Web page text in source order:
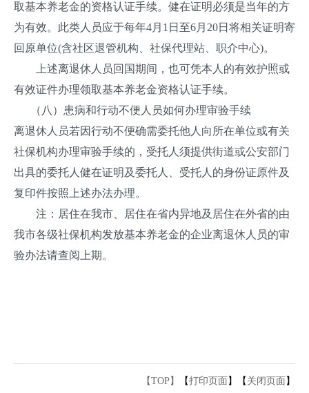
取基本养老金的资格认证手续。健在证明必须是当年的方
为有效。此类人员应于每年4月 1 日至6月 20日将相关证明寄
回原单位(含社区退管机构、社保代理站、职介中心)。
上述离退休人员回国期间，也可凭本人的有效护照或
有效证件办理领取基本养老金资格认证手续。
（八）患病和行动不便人员如何办理审验手续
离退休人员若因行动不便确需委托他人向所在单位或有关
社保机构办理审验手续的，受托人须提供街道或公安部门
出具的委托人健在证明及委托人、受托人的身份证原件及
复印件按照上述办法办理。
注：居住在我市、居住在省内异地及居住在外省的由
我市各级社保机构发放基本养老金的企业离退休人员的审
验办法请查阅上期。
【TOP】 【打印页面 】【 关闭页面 】